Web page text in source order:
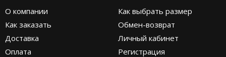
О компании
Как заказать
Доставка
Оплата
Как выбрать размер
Обмен-возврат
Личный кабинет
Регистрация